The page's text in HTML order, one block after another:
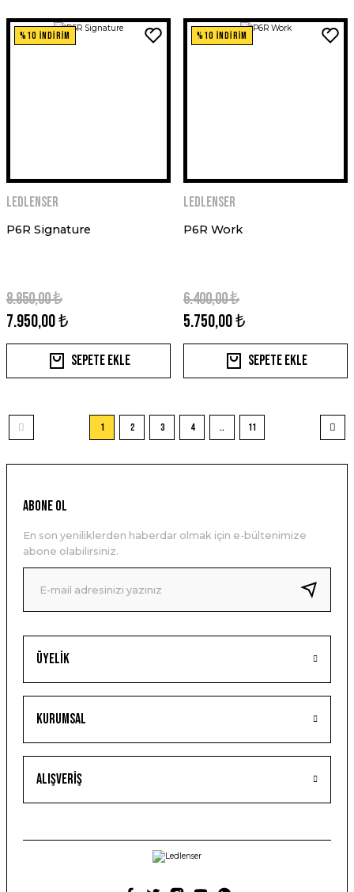
%10 İNDİRİM
Ledlenser
P6R Signature
7.950,00 ₺
8.850,00 ₺
Sepete Ekle
%10 İNDİRİM
Ledlenser
P6R Work
5.750,00 ₺
6.400,00 ₺
Sepete Ekle
1 2 3 4 .. 11
Üyelik
Kurumsal
Alışveriş
ABONE OL
En son yeniliklerden haberdar olmak için e-bültenimize
abone olabilirsiniz.